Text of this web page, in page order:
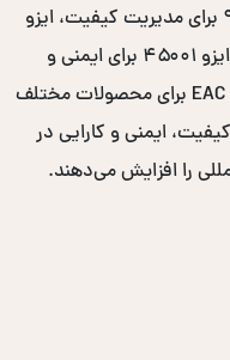
گواهینامه‌های پرتقاضا شامل ایزو ۹۰۰۱ برای مدیریت کیفیت، ایزو
۱۴۰۰۱ برای مدیریت محیط زیست، ایزو ۴۵۰۰۱ برای ایمنی و
بهداشت شغلی، و گواهینامه‌های FDA و EAC برای محصولات مختلف
ایمنی و کارایی در
را افزایش می‌دهند.